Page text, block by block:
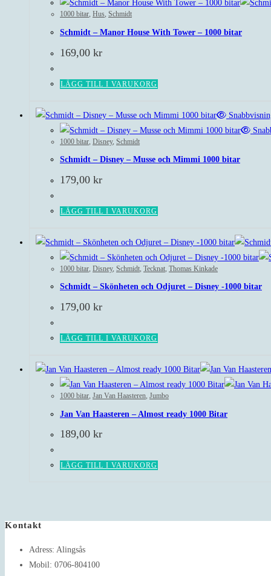
1000 bitar, Hus, Schmidt
Schmidt – Manor House With Tower – 1000 bitar
169,00 kr
LÄGG TILL I VARUKORG
1000 bitar Disney, Schmidt
Schmidt – Disney – Musse och Mimmi 1000 bitar
179,00 kr
LÄGG TILL I VARUKORG
1000 bitar Disney, Schmidt Tecknat Thomas Kinkade
Schmidt – Skönheten och Odjuret – Disney -1000 bitar
179,00 kr
LÄGG TILL I VARUKORG
1000 bitar, Jan Van Haasteren, Jumbo
Jan Van Haasteren – Almost ready 1000 Bitar
189,00 kr
LÄGG TILL I VARUKORG
Kontakt
Adress: Alingsås
Mobil: 0706-804100